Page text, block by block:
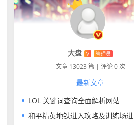
大盘 V 管理员
文章 13023 篇 | 评论 0 次
最新文章
LOL 关键词查询全面解析网站
和平精英地铁进入攻略及训练场进入方法全解析